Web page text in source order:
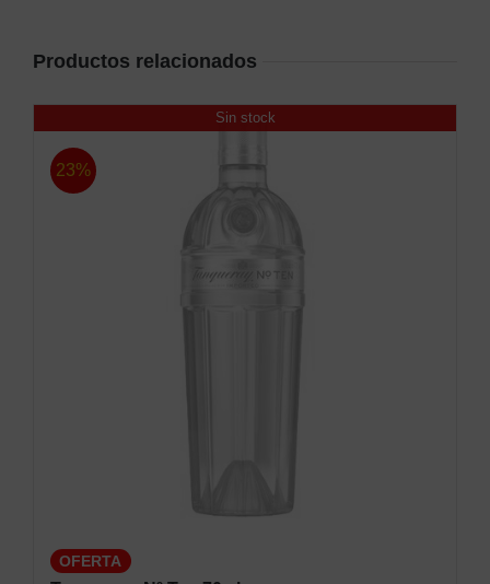
Productos relacionados
Sin stock
23%
OFERTA